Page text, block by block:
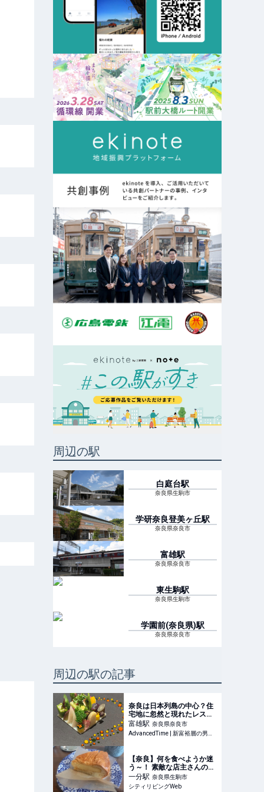
周辺の駅
白庭台駅
奈良県生駒市
学研奈良登美ヶ丘駅
奈良県奈良市
富雄駅
奈良県奈良市
東生駒駅
奈良県生駒市
学園前(奈良県)駅
奈良県奈良市
周辺の駅の記事
奈良は日本列島の中心？住
宅地に忽然と現れたレスト
ランが極上な理由 |
AdvancedTime
富雄駅 奈良県奈良市
AdvancedTime | 新富裕層の男女のためのライフスタイル＆ファッションマガジン
【奈良】何を食べようか迷
う～！ 素敵な店主さんの作
る焼き菓子を堪能してきま
した♪｜シティリビング
一分駅 奈良県生駒市
シティリビングWeb